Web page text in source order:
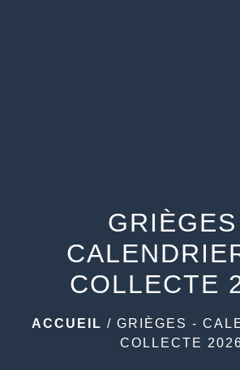
COLLECTE
ACCUEIL / GRIÈGES -
COLLECTE